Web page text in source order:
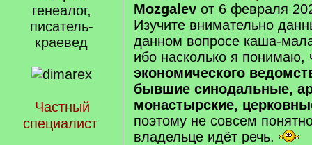
генеалог,
писатель-
краевед
Частный
специалист
Mozgalev от 6 февраля
Изучите внимательно
данном вопросе каша-
ибо насколько я понимаю,
экономического
бывшие синодальные,
монастырские,
поэтому не совсем
владельце идёт речь.